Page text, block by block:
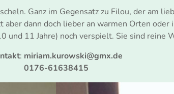
Ganz im Gegensatz zu Filou, der am
dann doch lieber an warmen Orten oder
und 11 Jahre) noch verspielt. Sie sind reine
: miriam.kurowski@gmx.de
0176-61638415